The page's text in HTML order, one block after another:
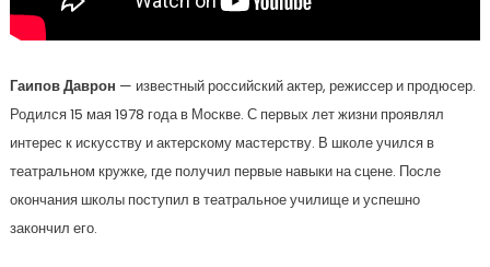
Гаипов Даврон — известный российский актер, режиссер и продюсер.
Родился 15 мая 1978 года в Москве. С первых лет жизни проявлял
интерес к искусству и актерскому мастерству. В школе учился в
театральном кружке, где получил первые навыки на сцене. После
окончания школы поступил в театральное училище и успешно
закончил его.